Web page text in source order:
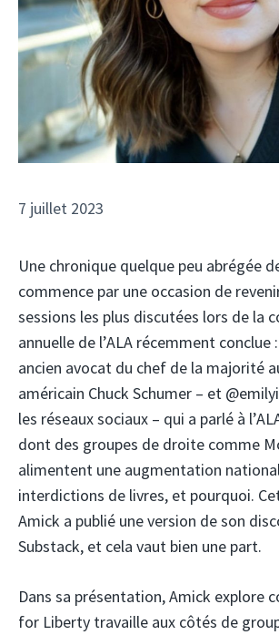
7 juillet 2023
Une chronique quelque peu abrégée
commence par une occasion de
sessions les plus discutées lors de la
annuelle de l’ALA récemment conclue :
ancien avocat du chef de la majorité
américain Chuck Schumer – et
les réseaux sociaux – qui a parlé à
dont des groupes de droite comme
alimentent une augmentation
interdictions de livres, et pourquoi.
Amick a publié une version de son
Substack, et cela vaut bien une part.
Dans sa présentation, Amick explore
for Liberty travaille aux côtés de